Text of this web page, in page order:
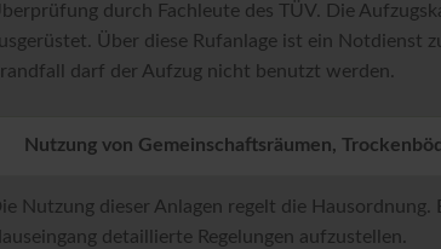
durch Fachleute des TÜV. Die
Über diese Rufanlage ist ein Notdienst
darf der Aufzug nicht benutzt werden.
Nutzung von Gemeinschaftsräumen,
Nutzung dieser Anlagen regelt die
detaillierte Regelungen aufzustellen.